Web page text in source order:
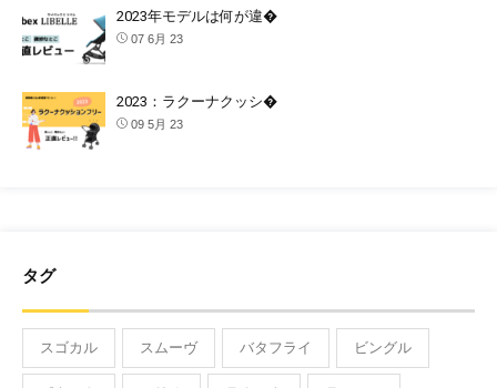
2023年モデルは何が違�
07 6月 23
2023：ラクーナクッシ�
09 5月 23
タグ
スゴカル スムーヴ バタフライ ビングル